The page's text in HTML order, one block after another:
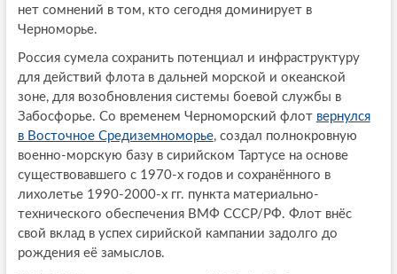
нет сомнений в том, кто сегодня доминирует в
Черноморье.
Россия сумела сохранить потенциал и инфраструктуру
для действий флота в дальней морской и океанской
зоне, для возобновления системы боевой службы в
Забосфорье. Со временем Черноморский флот вернулся
в Восточное Средиземноморье, создал полнокровную
военно-морскую базу в сирийском Тартусе на основе
существовавшего с 1970-х годов и сохранённого в
лихолетье 1990-2000-х гг. пункта материально-
технического обеспечения ВМФ СССР/РФ. Флот внёс
свой вклад в успех сирийской кампании задолго до
рождения её замыслов.